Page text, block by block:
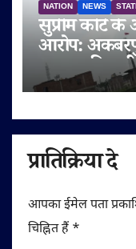
NATION NEWS
सुप्रीम कोर्ट
आरोप:
तालाब की
प्लॉटिंग का भी
प्रातिक्रिया दे
आपका ईमेल पता
चिह्नित हैं *